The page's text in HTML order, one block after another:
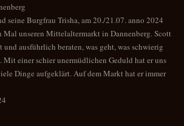
seine Burgfrau Trisha, am 20./21.07. anno 2024
Mal unseren Mittelaltermarkt in Dannenberg. Scott
ausführlich beraten, was geht, was schwierig
Mit einer schier unermüdlichen Geduld hat er uns
Dinge aufgeklärt. Auf dem Markt hat er immer